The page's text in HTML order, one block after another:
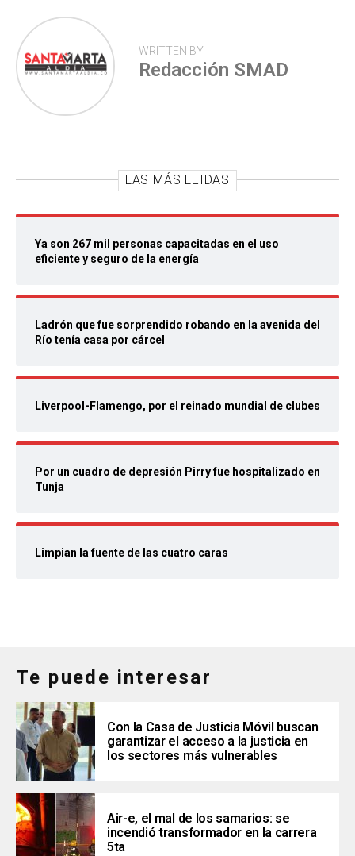
WRITTEN BY
Redacción SMAD
LAS MÁS LEIDAS
Ya son 267 mil personas capacitadas en el uso
eficiente y seguro de la energía
Ladrón que fue sorprendido robando en la avenida del
Río tenía casa por cárcel
Liverpool-Flamengo, por el reinado mundial de clubes
Por un cuadro de depresión Pirry fue hospitalizado en
Tunja
Limpian la fuente de las cuatro caras
Te puede interesar
Con la Casa de Justicia Móvil buscan
garantizar el acceso a la justicia en
los sectores más vulnerables
Air-e, el mal de los samarios: se
incendió transformador en la carrera
5ta